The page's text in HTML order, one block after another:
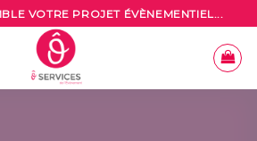
VOTRE PROJET ÉVÈNEMENTIEL...